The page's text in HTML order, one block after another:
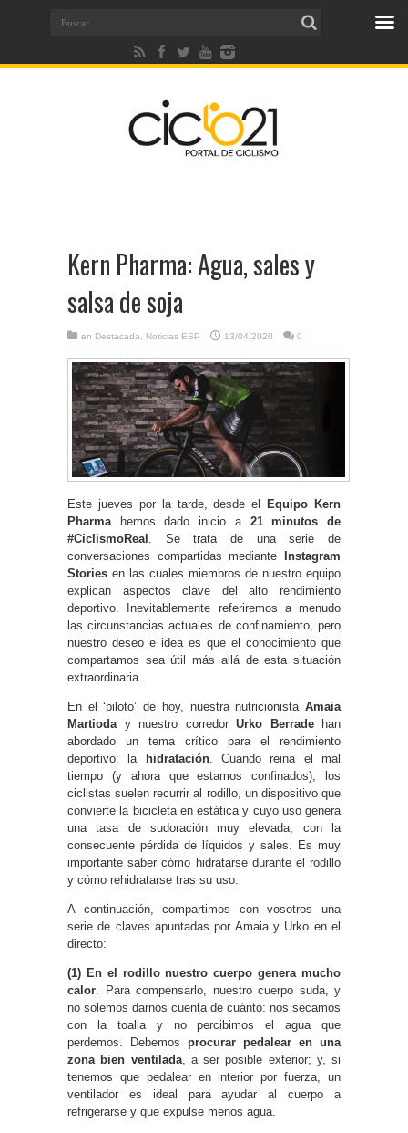
Kern Pharma: Agua, sales y
salsa de soja
en Destacada Noticias ESP 13/04/2020 0
Este jueves por la tarde, desde el
Equipo Kern
Pharma hemos dado inicio a 21 minutos de
#CiclismoReal
. Se trata de una serie de
conversaciones compartidas mediante
Instagram
Stories en las cuales miembros de nuestro equipo
explican aspectos clave del alto rendimiento
deportivo. Inevitablemente referiremos a menudo
las circunstancias actuales de confinamiento, pero
nuestro deseo e idea es que el conocimiento que
compartamos sea útil más allá de esta situación
extraordinaria.
En el ‘piloto’ de hoy, nuestra nutricionista Amaia
Martioda y nuestro corredor Urko Berradehan
abordado un tema crítico para el rendimiento
deportivo: la
hidratación. Cuando reina el mal
tiempo (y ahora que estamos confinados), los
ciclistas suelen recurrir al rodillo, un dispositivo que
convierte la bicicleta en estática y cuyo uso genera
una tasa de sudoración muy elevada, con la
consecuente pérdida de líquidos y sales. Es muy
importante saber cómo hidratarse durante el rodillo
y cómo rehidratarse tras su uso.
A continuación, compartimos con vosotros una
serie de claves apuntadas por Amaia y Urko en el
directo:
(1) En el rodillo nuestro cuerpo genera mucho
calor . Para compensarlo, nuestro cuerpo suda, y
no solemos darnos cuenta de cuánto: nos secamos
con la toalla y no percibimos el agua que
perdemos. Debemos procurar pedalear en una
zona bien ventilada, a ser posible exterior; y, si
tenemos que pedalear en interior por fuerza, un
ventilador es ideal para ayudar al cuerpo a
refrigerarse y que expulse menos agua.